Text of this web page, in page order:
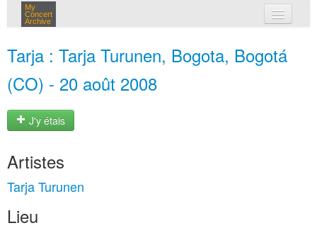
My
Concert
Archive
Tarja : Tarja Turunen, Bogota, Bogotá
(CO) - 20 août 2008
J'y étais
Artistes
Tarja Turunen
Lieu